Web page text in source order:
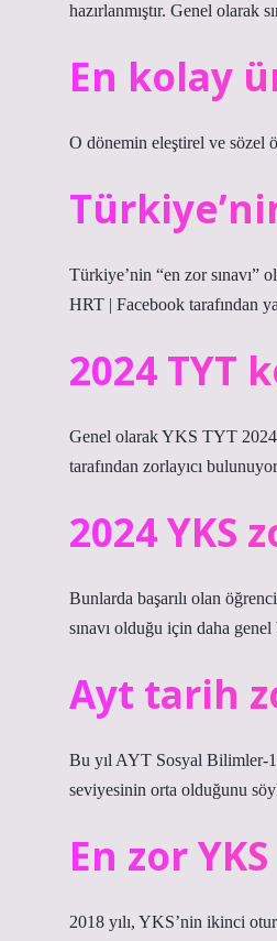
hazırlanmıştır. Genel olarak
En kolay
O dönemin eleştirel ve sözel
Türkiye’nin “en zor sınavı”
HRT | Facebook tarafından
2024 TYT
Genel olarak YKS TYT
tarafından zorlayıcı
2024 YKS
Bunlarda başarılı olan
sınavı olduğu için daha
Ayt tarih
Bu yıl AYT Sosyal Bilimler-
seviyesinin orta olduğunu
En zor
2018 yılı, YKS’nin ikinci